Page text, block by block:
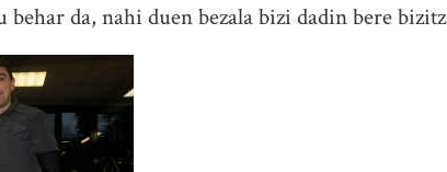
behar da, nahi duen bezala bizi dadin bere